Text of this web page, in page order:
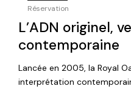
Réservation
L’ADN originel,
contemporaine
Lancée en 2005, la Royal
interprétation